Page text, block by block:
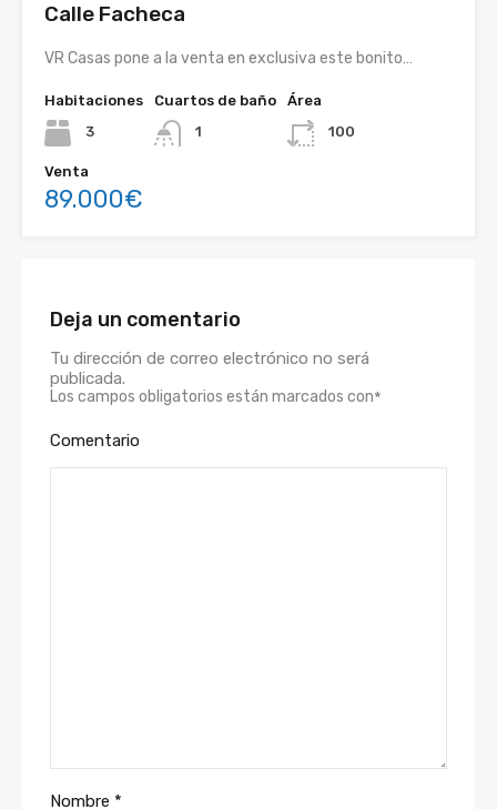
Calle Facheca
VR Casas pone a la venta en exclusiva este bonito…
Habitaciones
3
Cuartos de baño
1
Área
100
Venta
89.000€
Deja un comentario
Tu dirección de correo electrónico no será
publicada.
Los campos obligatorios están marcados con*
Comentario
Nombre *